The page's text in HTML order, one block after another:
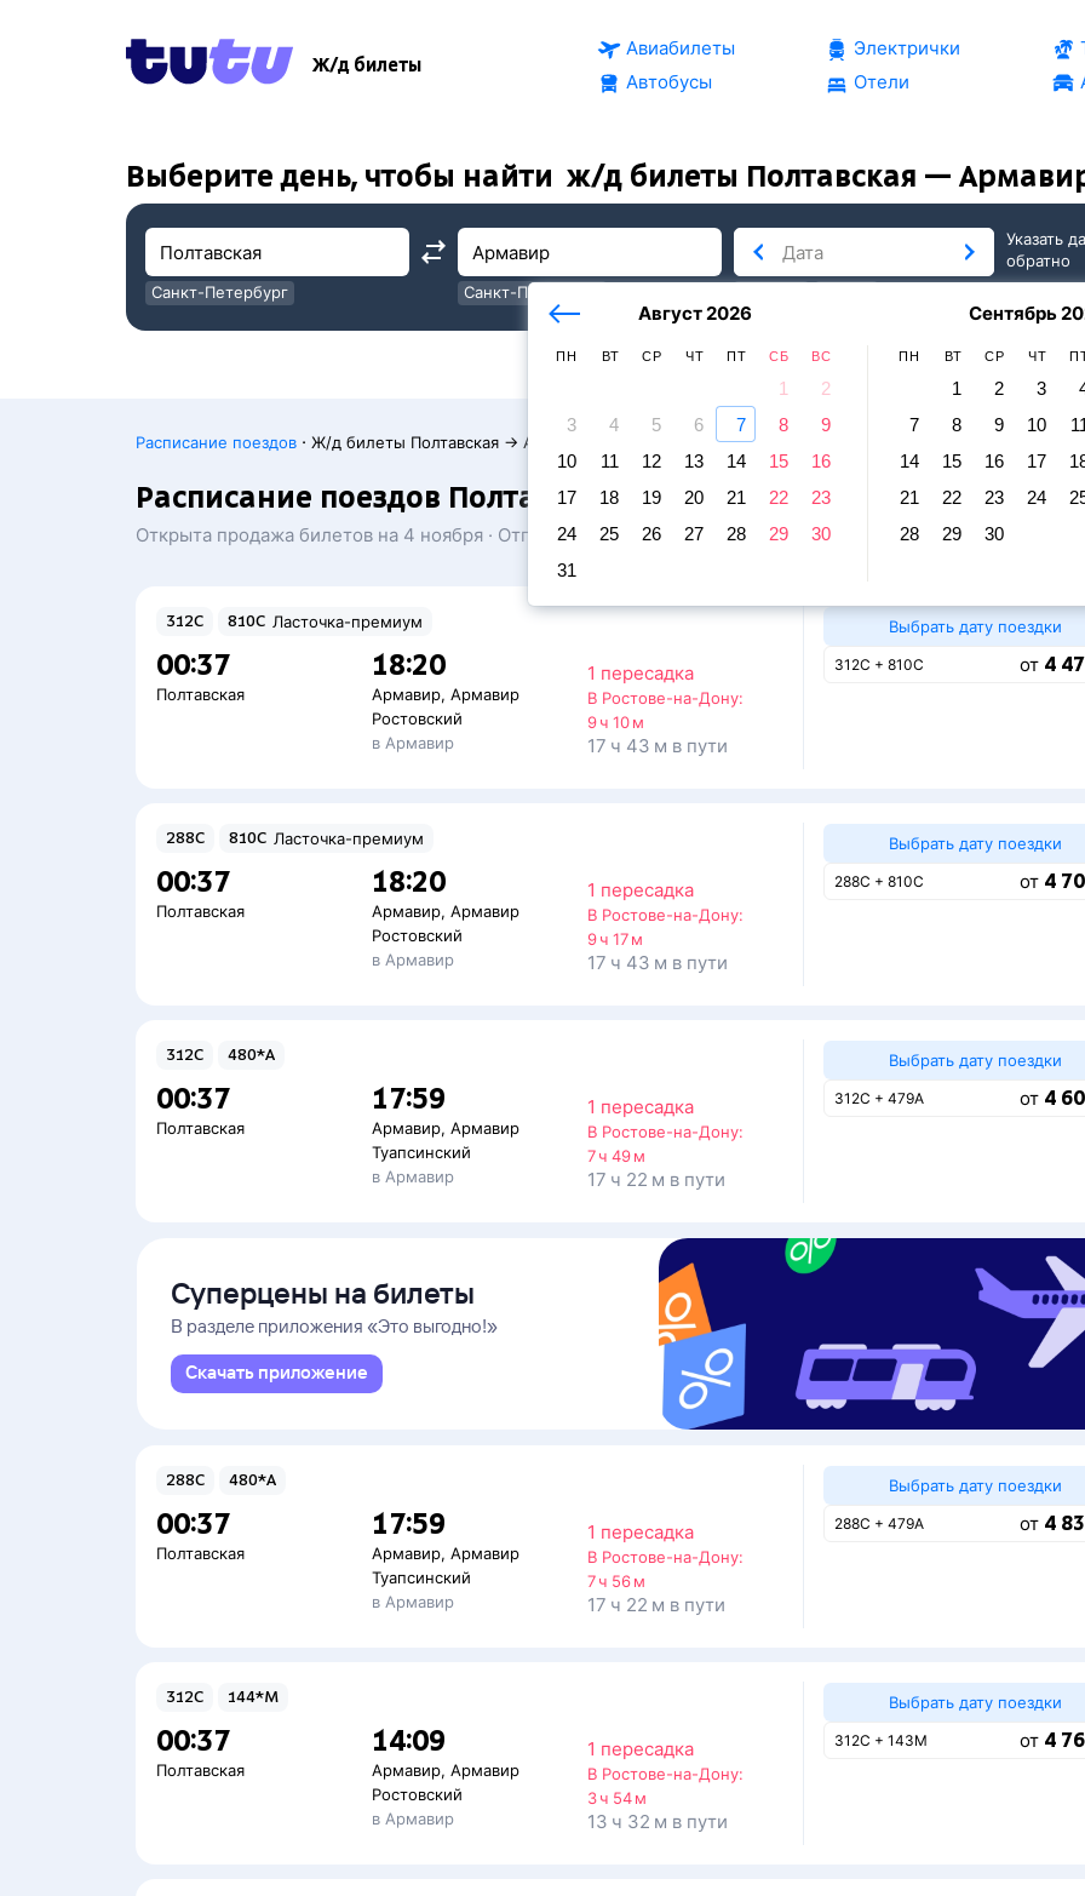
Ж/д билеты
Авиабилеты
Автобусы
Электрички
Отели
Выберите день, чтобы найти ж/д билеты Полтавская —
Санкт-Петербург
Санкт-Петербург
Август 2026
ПН ВТ СР ЧТ ПТ СБ ВС
1
2
3
4 5 6 7 8
9
10
11 12 13 14 15
16
17
18 19 20 21 22
23
24
25 26 27 28 29
30
31
Сентябрь
ПН ВТ СР ЧТ
1 2 3
7
8 9 10
14
15 16 17
21
22 23 24
28
29 30
послезавтра
Указать
обратно
Расписание поездов · Ж/д билеты Полтавская → Армавир
Расписание поездов Полтавская — Армавир
Открыта продажа билетов на 4 ноября · Отправление и прибытие по местному времени. Цены за 1
312С 810С Ласточка-премиум
00:37
Полтавская
18:20
Армавир,Армавир
Ростовский
в Армавир
1 пересадка
В Ростове-на-Дону:
9 ч 10 м
17 ч 43 м в пути
Выбрать дату поездки
312С + 810С от 4
288С 810С Ласточка-премиум
00:37
Полтавская
18:20
Армавир,Армавир
Ростовский
в Армавир
1 пересадка
В Ростове-на-Дону:
9 ч 17 м
17 ч 43 м в пути
Выбрать дату поездки
288С + 810С от 4
312С 480*А
00:37
Полтавская
17:59
Армавир,Армавир
Туапсинский
в Армавир
1 пересадка
В Ростове-на-Дону:
7 ч 49 м
17 ч 22 м в пути
Выбрать дату поездки
312С + 479А от 4
Суперцены на билеты
В разделе приложения «Это выгодно!»
Скачать приложение
288С 480*А
00:37
Полтавская
17:59
Армавир,Армавир
Туапсинский
в Армавир
1 пересадка
В Ростове-на-Дону:
7 ч 56 м
17 ч 22 м в пути
Выбрать дату поездки
288С + 479А от 4
312С 144*М
00:37
Полтавская
14:09
Армавир,Армавир
Ростовский
в Армавир
1 пересадка
В Ростове-на-Дону:
3 ч 54 м
13 ч 32 м в пути
Выбрать дату поездки
312С + 143М от 4